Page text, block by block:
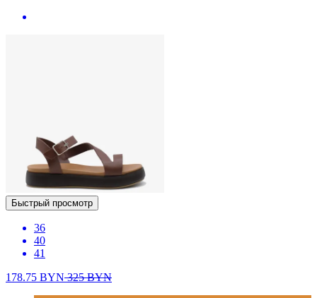
Быстрый просмотр
36
40
41
178.75 BYN325BYN